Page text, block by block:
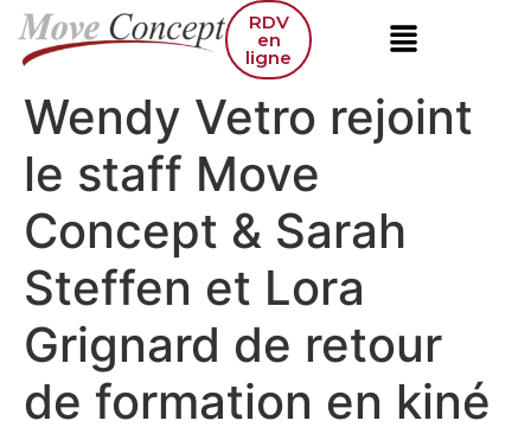
RDV
en
ligne
Wendy Vetro rejoint
le staff Move
Concept & Sarah
Steffen et Lora
Grignard de retour
de formation en kiné